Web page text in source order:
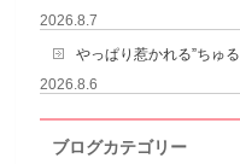
2026.8.7
やっぱり惹かれる”ちゅ
2026.8.6
ブログカテゴリー